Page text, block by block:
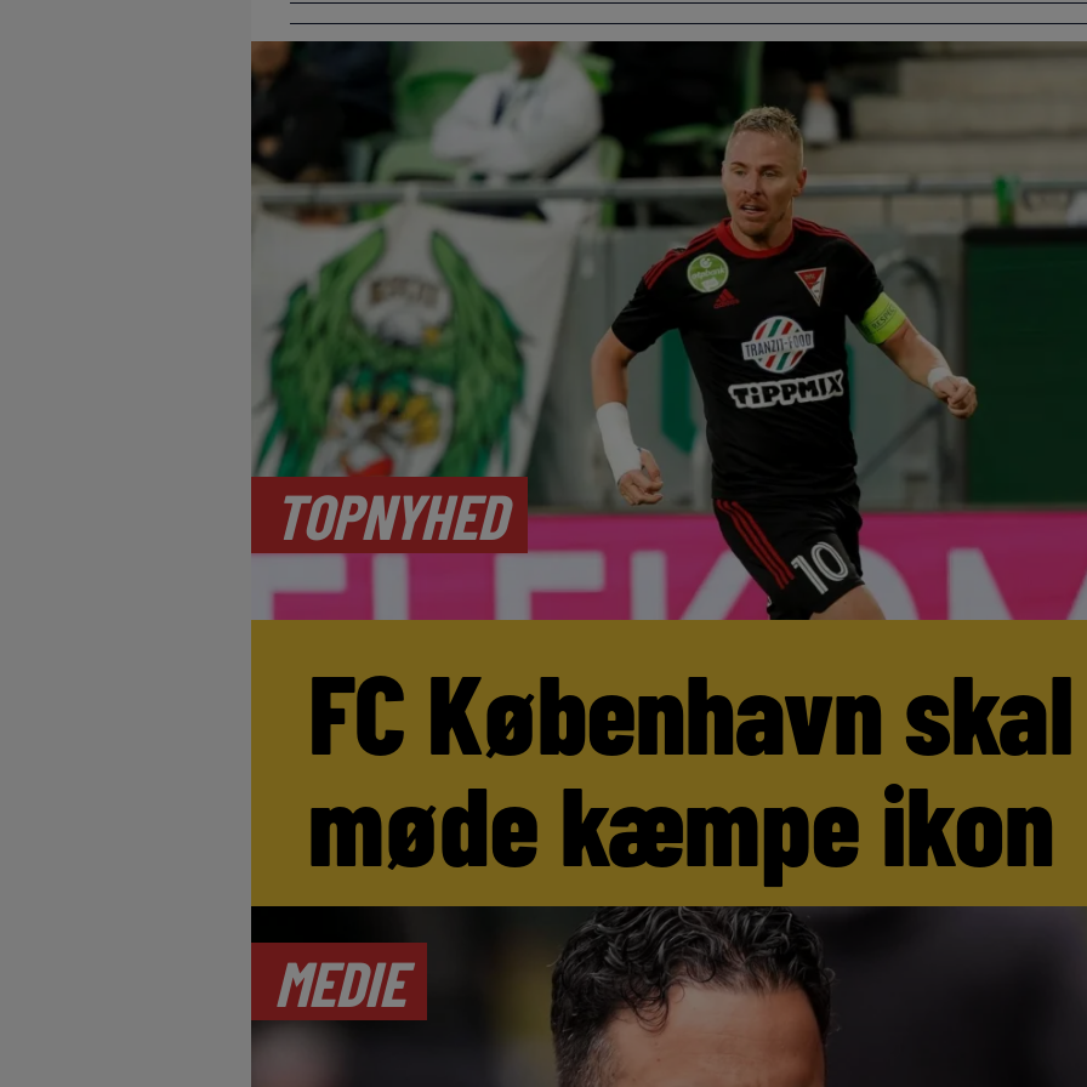
TOPNYHED
FC København skal
møde kæmpe ikon
MEDIE